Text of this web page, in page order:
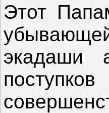
Этот
экадаши